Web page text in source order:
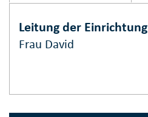
Leitung der Einrichtung
Frau David